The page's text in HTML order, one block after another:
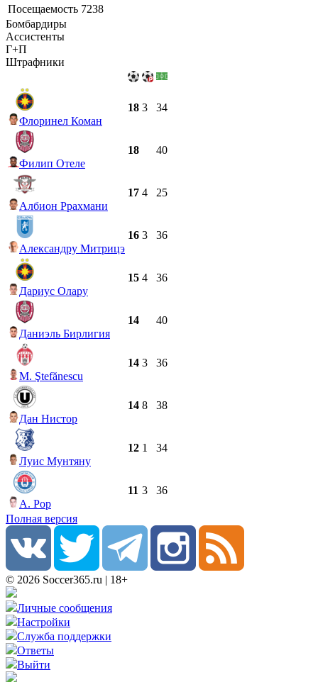
Посещаемость 7238
Бомбардиры
Ассистенты
Г+П
Штрафники
Флоринел Коман
18 3 34
Филип Отеле
18 40
Албион Ррахмани
17 4 25
Александру Митрицэ
16 3 36
Дариус Олару
15 4 36
Даниэль Бирлигия
14 40
M. Ştefănescu
14 3 36
Дан Нистор
14 8 38
Луис Мунтяну
12 1 34
A. Pop
11 3 36
Полная версия
© 2026 Soccer365.ru | 18+
Личные сообщения
Настройки
Служба поддержки
Ответы
Выйти